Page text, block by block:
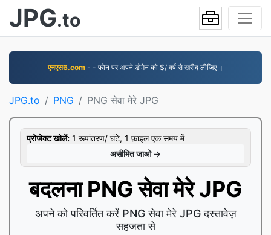
JPG.to
एनएस6.com - - फोन पर अपने डोमेन को $/ वर्ष से खरीद लीजिए ।
JPG.to PNG PNG सेवा मेरे JPG
प्रोजेक्ट खोलें: 1 रूपांतरण/ घंटे, 1 फ़ाइल एक समय में
असीमित जाओ →
बदलना PNG सेवा मेरे JPG
अपने को परिवर्तित करें PNG सेवा मेरे JPG दस्तावेज़
सहजता से